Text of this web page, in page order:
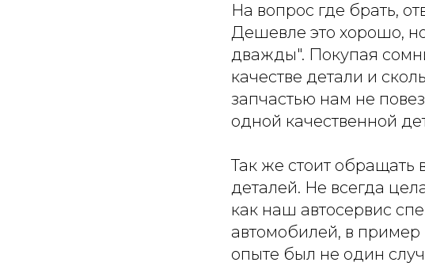
На вопрос где брать,
Дешевле это хорошо,
дважды". Покупая
качестве детали и
запчастью нам не
одной качественной
Так же стоит
деталей. Не всегда
как наш автосервис
автомобилей, в
опыте был не один